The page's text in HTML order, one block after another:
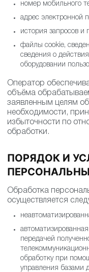
номер мобильного
адрес электронной
история запросов и
файлы cookie,
сведения о
оборудовании
Оператор
объёма
заявленным целям
необходимости,
избыточности по
обработки.
ПОРЯДОК И
Обработка
осуществляется
передачей
обработку при
управления базами